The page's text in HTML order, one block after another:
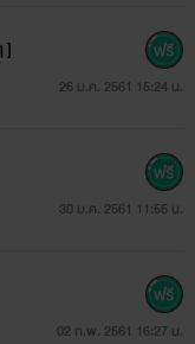
ปิดซิงสุดโรแมนติกของ
ดไลค์ให้หน่อยนะคะ )
]
26 ม.ค. 2561 15:24 น.
30 ม.ค. 2561 11:55 น.
02 ก.พ. 2561 16:27 น.